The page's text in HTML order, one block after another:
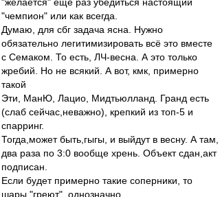
"чемпион" или как всегда.
Думаю, для сбг задача ясна. Нужно
обязательно легитимизировать всё это вместе
с Семаком. То есть, ЛЧ-весна. А это только
жребий. Но не всякий. А вот, кмк, примерно
такой
Эти, МанЮ, Лацио, Мидтьюлланд. Гранд есть
(слаб сейчас,неважно), крепкий из топ-5 и
спарринг.
Тогда,может быть,гыгы, и выйдут в весну. А там,
два раза по 3:0 вообще хрень. Объект сдан,акт
подписан.
Если будет примерно такие соперники, то
шары "греют", однозначно